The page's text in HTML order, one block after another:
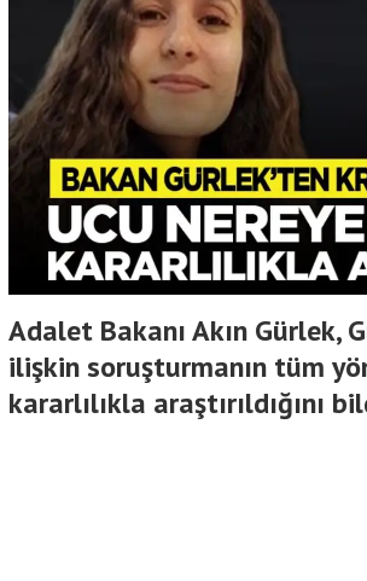
Adalet Bakanı Akın Gürlek,
ilişkin soruşturmanın tüm
kararlılıkla araştırıldığını